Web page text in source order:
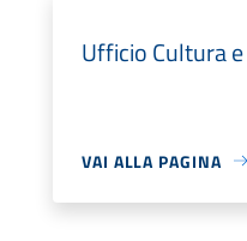
Ufficio Cultura
VAI ALLA PAGINA